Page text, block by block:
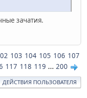
зачатия.
103 104 105 106 107
117 118 119 ... 200
ДЕЙСТВИЯ ПОЛЬЗОВАТЕЛЯ